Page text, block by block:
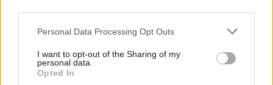
Personal Data Processing Opt Outs
I want to opt-out of the Sharing of my
personal data.
Opted In
sesto calende
Leggi l'articolo: